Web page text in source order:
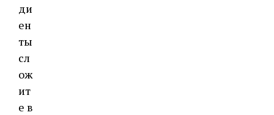
ди
ен
ты
сл
ож
ит
е в